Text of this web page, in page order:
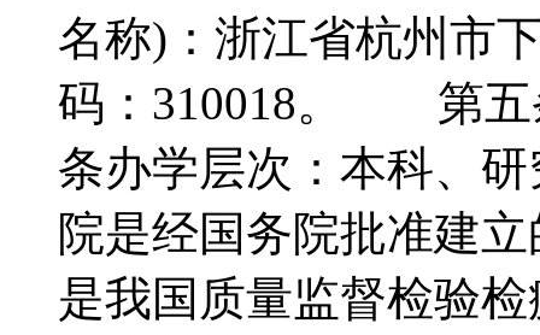
名称)：浙江省杭州市
码：310018。 第
条办学层次：本科、
院是经国务院批准建
是我国质量监督检验